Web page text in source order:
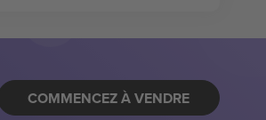
COMMENCEZ À VENDRE